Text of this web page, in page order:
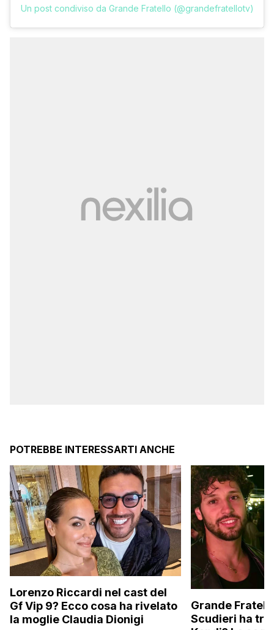
Un post condiviso da Grande Fratello (@grandefratellotv)
POTREBBE INTERESSARTI ANCHE
Lorenzo Riccardi nel cast del
Gf Vip 9? Ecco cosa ha rivelato
la moglie Claudia Dionigi
Grande
Scudieri ha